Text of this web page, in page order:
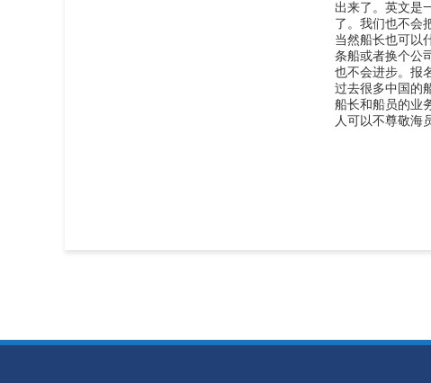
出来了。英文是
了。我们也不会
当然船长也可以
条船或者换个公
也不会进步。报
过去很多中国的
船长和船员的业
人可以不尊敬海